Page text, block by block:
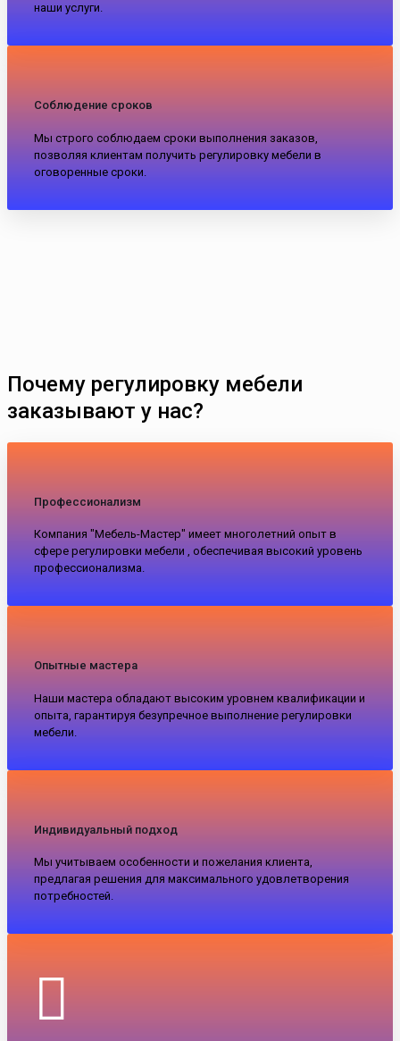
наши услуги.
Соблюдение сроков
Мы строго соблюдаем сроки выполнения заказов,
позволяя клиентам получить регулировку мебели в
оговоренные сроки.
Почему регулировку мебели
заказывают у нас?
Профессионализм
Компания "Мебель-Мастер" имеет многолетний опыт в
сфере регулировки мебели , обеспечивая высокий уровень
профессионализма.
Опытные мастера
Наши мастера обладают высоким уровнем квалификации и
опыта, гарантируя безупречное выполнение регулировки
мебели.
Индивидуальный подход
Мы учитываем особенности и пожелания клиента,
предлагая решения для максимального удовлетворения
потребностей.